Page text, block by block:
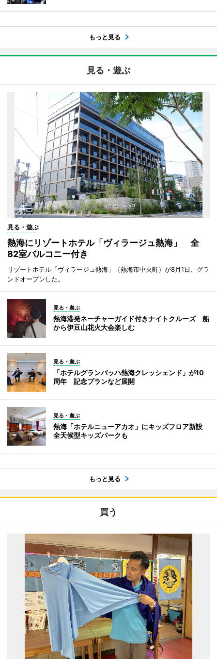
もっと見る
見る・遊ぶ
見る・遊ぶ
熱海にリゾートホテル「ヴィラージュ熱海」 全
82室バルコニー付き
リゾートホテル「ヴィラージュ熱海」（熱海市中央町）が8月1日、グラ
ンドオープンした。
見る・遊ぶ
熱海港発ネーチャーガイド付きナイトクルーズ 船
から伊豆山花火大会楽しむ
見る・遊ぶ
「ホテルグランバッハ熱海クレッシェンド」が10
周年 記念プランなど展開
見る・遊ぶ
熱海「ホテルニューアカオ」にキッズフロア新設
全天候型キッズパークも
もっと見る
買う